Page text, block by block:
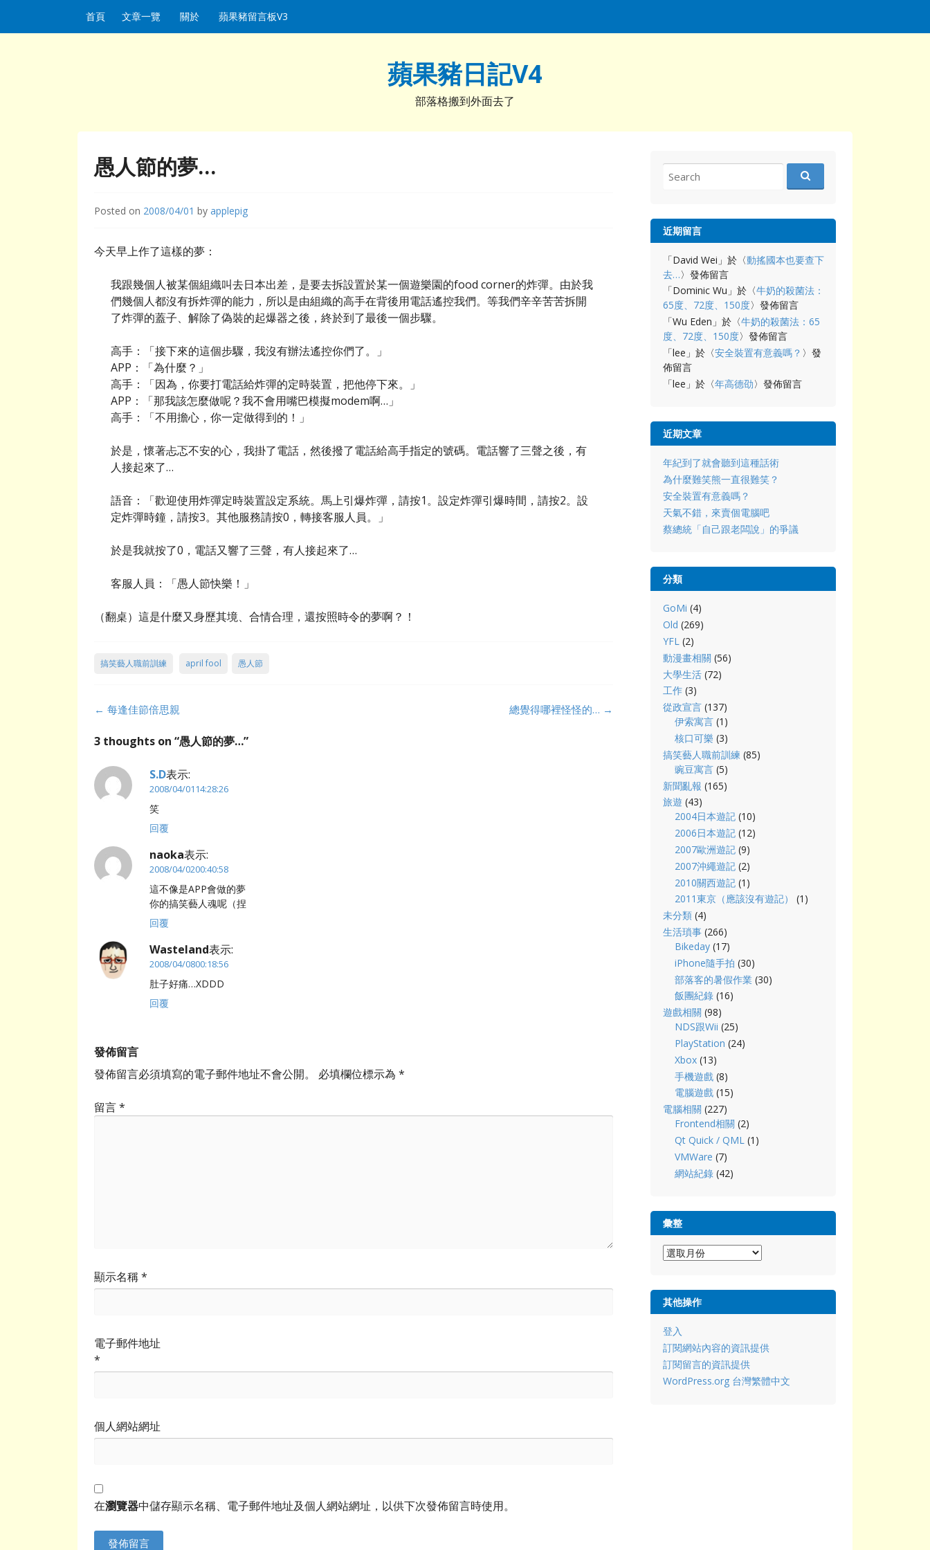
首頁 文章一覽 關於 蘋果豬留言板V3
蘋果豬日記V4
部落格搬到外面去了
愚人節的夢…
Posted on 2008/04/01 by applepig
今天早上作了這樣的夢：
我跟幾個人被某個組織叫去日本出差，是要去拆設置於某一個遊樂園的food corner的炸彈。由於我
們幾個人都沒有拆炸彈的能力，所以是由組織的高手在背後用電話遙控我們。等我們辛辛苦苦拆開
了炸彈的蓋子、解除了偽裝的起爆器之後，終於到了最後一個步驟。
高手：「接下來的這個步驟，我沒有辦法遙控你們了。」
APP：「為什麼？」
高手：「因為，你要打電話給炸彈的定時裝置，把他停下來。」
APP：「那我該怎麼做呢？我不會用嘴巴模擬modem啊…」
高手：「不用擔心，你一定做得到的！」
於是，懷著忐忑不安的心，我掛了電話，然後撥了電話給高手指定的號碼。電話響了三聲之後，有
人接起來了…
語音：「歡迎使用炸彈定時裝置設定系統。馬上引爆炸彈，請按1。設定炸彈引爆時間，請按2。設
定炸彈時鐘，請按3。其他服務請按0，轉接客服人員。」
於是我就按了0，電話又響了三聲，有人接起來了…
客服人員：「愚人節快樂！」
（翻桌）這是什麼又身歷其境、合情合理，還按照時令的夢啊？！
搞笑藝人職前訓練 april fool 愚人節
Post
← 每逢佳節倍思親 總覺得哪裡怪怪的… →
3 thoughts on “愚人節的夢…”
S.D表示:
2008/04/0114:28:26
笑
回覆
naoka表示:
2008/04/0200:40:58
這不像是APP會做的夢
你的搞笑藝人魂呢（捏
回覆
Wasteland表示:
2008/04/0800:18:56
肚子好痛…XDDD
回覆
發佈留言
發佈留言必須填寫的電子郵件地址不會公開。
必填欄位標示為 *
留言*
顯示名稱*
電子郵件地址
*
個人網站網址
在瀏覽器中儲存顯示名稱、電子郵件地址及個人網站網址，以供下次發佈留言時使用。
for:
近期留言
「David Wei 」於〈動搖國本也要查下
去…〉發佈留言
「Dominic Wu 」於〈牛奶的殺菌法：
65度、72度、150度〉發佈留言
「Wu Eden 」於〈牛奶的殺菌法：65
度、72度、150度〉發佈留言
「lee 」於〈安全裝置有意義嗎？ 〉發
佈留言
「lee 」於〈年高德劭〉發佈留言
近期文章
年紀到了就會聽到這種話術
為什麼難笑熊一直很難笑？
安全裝置有意義嗎？
天氣不錯，來賣個電腦吧
蔡總統「自己跟老闆說」的爭議
分類
GoMi (4)
Old (269)
YFL(2)
動漫畫相關 (56)
大學生活(72)
工作(3)
從政宣言(137)
伊索寓言 (1)
核口可樂 (3)
搞笑藝人職前訓練 (85)
豌豆寓言 (5)
新聞亂報 (165)
旅遊 (43)
2004日本遊記 (10)
2006日本遊記 (12)
2007歐洲遊記 (9)
2007沖繩遊記 (2)
2010關西遊記 (1)
2011東京（應該沒有遊記）
(1)
未分類(4)
生活瑣事(266)
Bikeday (17)
iPhone隨手拍 (30)
部落客的暑假作業 (30)
飯團紀錄 (16)
遊戲相關 (98)
NDS跟Wii (25)
PlayStation (24)
Xbox (13)
手機遊戲 (8)
電腦遊戲 (15)
電腦相關 (227)
Frontend相關 (2)
Qt Quick / QML (1)
VMWare (7)
網站紀錄 (42)
彙整
其他操作
登入
訂閱網站內容的資訊提供
訂閱留言的資訊提供
WordPress.org 台灣繁體中文